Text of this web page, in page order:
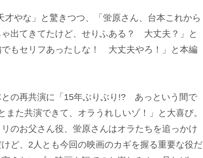
やな」と驚きつつ、「蛍原さん、台本これから
出てきてたけど、せりふある？ 大丈夫？」と
もセリフあったしな！ 大丈夫やろ！」と本編
の再共演に「15年ぶりぶり!? あっという間で
た共演できて、オラうれしいゾ！」と大喜び。
のお父さん役、蛍原さんはオラたちを追っかけ
ど、2人とも今回の映画のカギを握る重要な役だ